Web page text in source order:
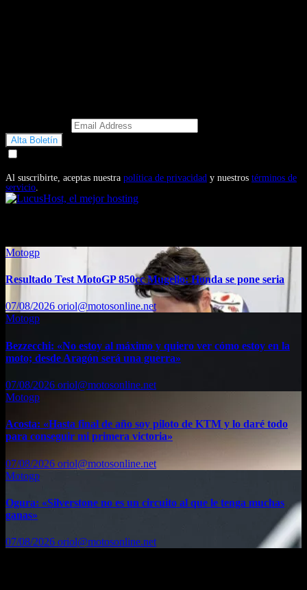
Al suscribirte, aceptas nuestra política de privacidad y nuestros términos de
servicio.
Motogp
Resultado Test MotoGP 850cc Mugello: Honda se pone seria
07/08/2026 oriol@motosonline.net
Motogp
Bezzecchi: «No estoy al máximo y quiero ver cómo estoy en la
moto; desde Aragón será una guerra»
07/08/2026 oriol@motosonline.net
Motogp
Acosta: «Hasta final de año soy piloto de KTM y lo daré todo
para conseguir mi primera victoria»
07/08/2026 oriol@motosonline.net
Motogp
Ogura: «Silverstone no es un circuito al que le tenga muchas
ganas»
07/08/2026 oriol@motosonline.net